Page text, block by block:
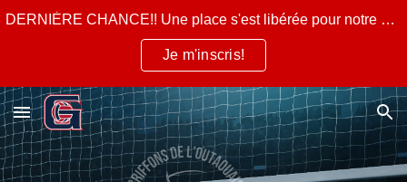
DERNIÈRE CHANCE!! Une place s'est libérée pour notre camp d'été pour la semaine du 10 au 14 août 2026!
Je m'inscris!